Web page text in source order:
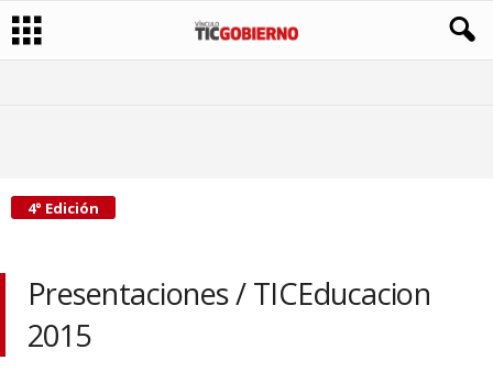
4° Edición
Presentaciones / TICEducacion
2015